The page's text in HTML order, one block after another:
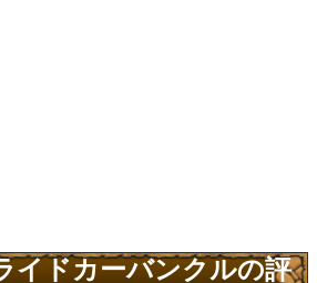
イドカーバンクルの評